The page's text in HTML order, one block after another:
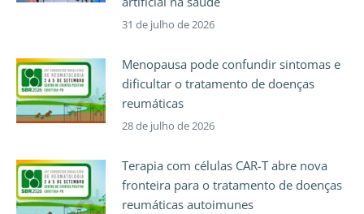
31 de julho de 2026
Menopausa pode confundir sintomas e
dificultar o tratamento de doenças
reumáticas
28 de julho de 2026
Terapia com células CAR-T abre nova
fronteira para o tratamento de doenças
reumáticas autoimunes